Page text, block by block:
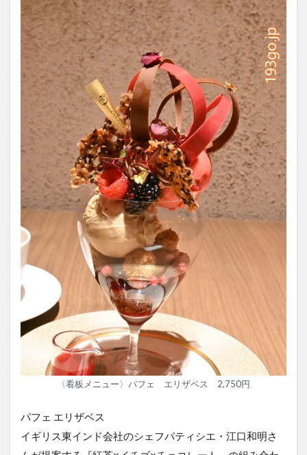
〈看板メニュー〉パフェ エリザベス 2,750円
パフェ エリザベス
イギリス東インド会社のシェフパティシエ・江口和明さ